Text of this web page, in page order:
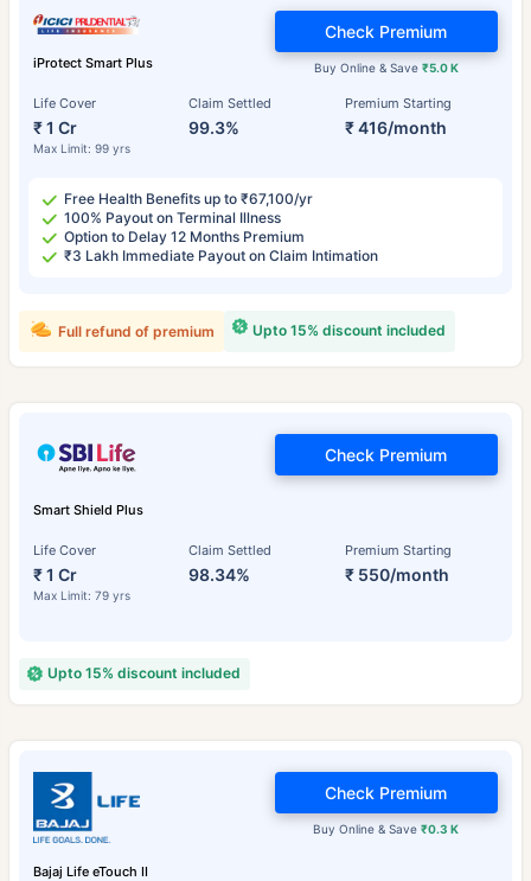
iProtect Smart Plus
Life Cover
₹ 1 Cr
Max Limit: 99 yrs
Claim Settled
99.3%
Premium Starting
₹ 416/month
Buy Online & Save ₹5.0 K
Check Premium
Free Health Benefits up to ₹67,100/yr
100% Payout on Terminal Illness
Option to Delay 12 Months Premium
₹3 Lakh Immediate Payout on Claim Intimation
Upto 15% discount included
Full refund of premium
Smart Shield Plus
Life Cover
₹ 1 Cr
Max Limit: 79 yrs
Claim Settled
98.34%
Premium Starting
₹ 550/month
Check Premium
Upto 15% discount included
Bajaj Life eTouch II
Buy Online & Save₹0.3 K
Check Premium